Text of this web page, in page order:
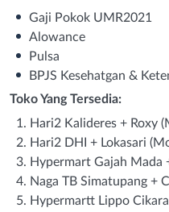
Gaji Pokok UMR2021
Alowance
Pulsa
BPJS Kesehatgan &
Toko Yang Tersedia:
Hari2 Kalideres + Roxy
Hari2 DHI + Lokasari
Hypermart Gajah Mada
Naga TB Simatupang +
Hypermartt Lippo